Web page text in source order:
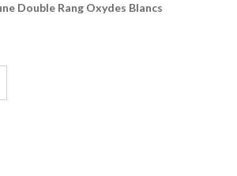
Double Rang Oxydes Blancs